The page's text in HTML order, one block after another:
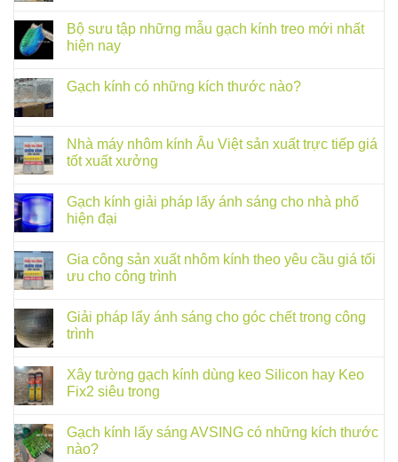
Bộ sưu tập những mẫu gạch kính treo mới nhất
hiện nay
Gạch kính có những kích thước nào?
Nhà máy nhôm kính Âu Việt sản xuất trực tiếp giá
tốt xuất xưởng
Gạch kính giải pháp lấy ánh sáng cho nhà phố
hiện đại
Gia công sản xuất nhôm kính theo yêu cầu giá tối
ưu cho công trình
Giải pháp lấy ánh sáng cho góc chết trong công
trình
Xây tường gạch kính dùng keo Silicon hay Keo
Fix2 siêu trong
Gạch kính lấy sáng AVSING có những kích thước
nào?